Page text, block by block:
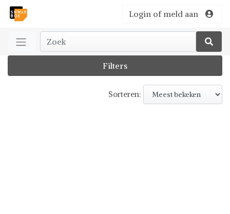
Login of meld aan
Filters
Sorteren: